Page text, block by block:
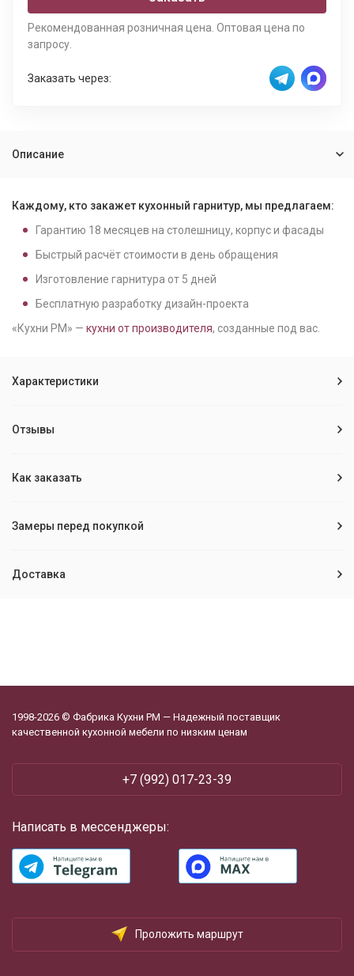
Рекомендованная розничная цена. Оптовая цена по
запросу.
Заказать через:
Описание
Каждому, кто закажет кухонный гарнитур, мы предлагаем:
Гарантию 18 месяцев на столешницу, корпус и фасады
Быстрый расчёт стоимости в день обращения
Изготовление гарнитура от 5 дней
Бесплатную разработку дизайн-проекта
«Кухни РМ» — кухни от производителя, созданные под вас.
Характеристики
Отзывы
Как заказать
Замеры перед покупкой
Доставка
1998-2026 © Фабрика Кухни РМ — Надежный поставщик
качественной кухонной мебели по низким ценам
+7 (992) 017-23-39
Написать в мессенджеры:
Проложить маршрут